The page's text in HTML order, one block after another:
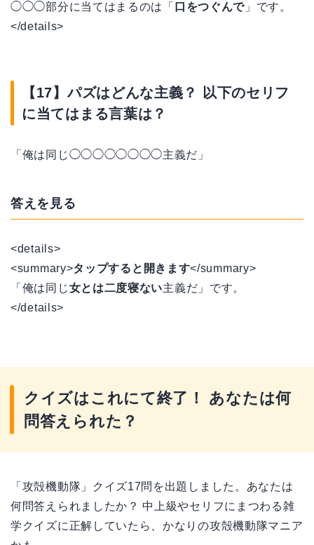
◯◯◯部分に当てはまるのは「 口をつぐんで 」です。
</details>
【17】パズはどんな主義？ 以下のセリフ
に当てはまる言葉は？
「俺は同じ◯◯◯◯◯◯◯◯主義だ」
答えを見る
<details>
<summary>タップすると開きます</summary>
「俺は同じ女とは二度寝ない主義だ」です。
</details>
クイズはこれにて終了！ あなたは何
問答えられた？
「攻殻機動隊」クイズ17問を出題しました。あなたは
何問答えられましたか？ 中上級やセリフにまつわる雑
学クイズに正解していたら、かなりの攻殻機動隊マニア